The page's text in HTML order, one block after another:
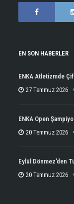
EN SON HABERLER
ENKA Atletizmde
27 Temmuz 2026
ENKA Open
20 Temmuz 2026
Eylül Dönmez’den
20 Temmuz 2026